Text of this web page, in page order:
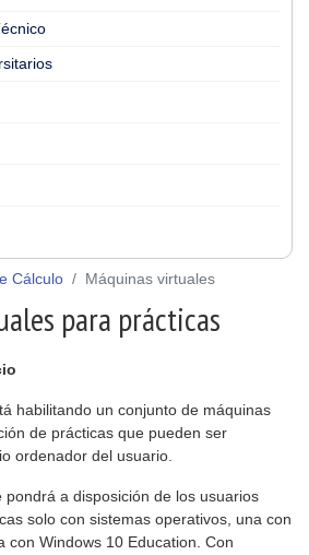
Cálculo Máquinas virtuales
para prácticas
habilitando un conjunto de máquinas
de prácticas que pueden ser
ordenador del usuario.
pondrá a disposición de los usuarios
solo con sistemas operativos, una con
con Windows 10 Education. Con